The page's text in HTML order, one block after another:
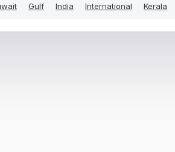
Gulf India International Kerala